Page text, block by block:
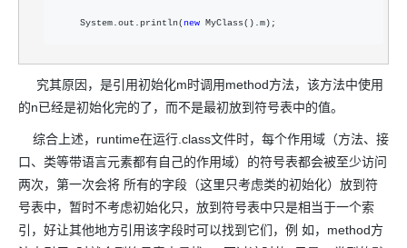
    System.out.println(
new MyClass().m);
究其原因，是引用初始化m时调用method方法，该方法中使用
的n已经是初始化完的了，而不是最初放到符号表中的值。
综合上述，runtime在运行.class文件时，每个作用域（方法、接
口、类等带语言元素都有自己的作用域）的符号表都会被至少访问
两次，第一次会将 所有的字段（这里只考虑类的初始化）放到符
号表中，暂时不考虑初始化只，放到符号表中只是相当于一个索
引，好让其他地方引用该字段时可以找到它们，例 如，method方